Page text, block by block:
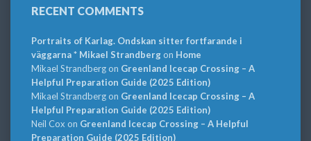
RECENT COMMENTS
Portraits of Karlag. Ondskan sitter fortfarande i
väggarna * Mikael Strandbergon Home
Mikael Strandbergon Greenland Icecap Crossing – A
Helpful Preparation Guide (2025 Edition)
Mikael Strandbergon Greenland Icecap Crossing – A
Helpful Preparation Guide (2025 Edition)
Neil Cox on Greenland Icecap Crossing – A Helpful
Preparation Guide (2025 Edition)